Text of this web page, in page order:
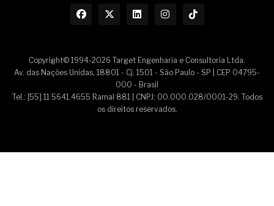
Copyright© 1994-2026 Target Engenharia e Consultoria Ltda.
Av. das Nações Unidas, 18801 - Cj. 1501 - São Paulo - SP | CEP 04795-
000 - Brasil
Tel.: [55] 11 5641.4655 Ramal 881 | CNPJ: 00.000.028/0001-29. Todos
os direitos reservados.